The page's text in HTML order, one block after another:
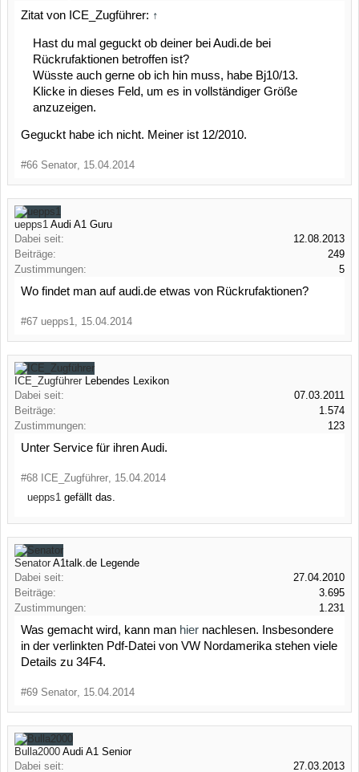
Zitat von ICE_Zugführer: ↑
Hast du mal geguckt ob deiner bei Audi.de bei
Rückrufaktionen betroffen ist?
Wüsste auch gerne ob ich hin muss, habe Bj10/13.
Klicke in dieses Feld, um es in vollständiger Größe
anzuzeigen.
Geguckt habe ich nicht. Meiner ist 12/2010.
#66 Senator, 15.04.2014
uepps1 Audi A1 Guru
Dabei seit:
12.08.2013
Beiträge:
249
Zustimmungen:
5
Wo findet man auf audi.de etwas von Rückrufaktionen?
#67 uepps1, 15.04.2014
ICE_Zugführer Lebendes Lexikon
Dabei seit:
07.03.2011
Beiträge:
1.574
Zustimmungen:
123
Unter Service für ihren Audi.
#68 ICE_Zugführer, 15.04.2014
uepps1 gefällt das.
Senator A1talk.de Legende
Dabei seit:
27.04.2010
Beiträge:
3.695
Zustimmungen:
1.231
Was gemacht wird, kann man hier nachlesen. Insbesondere
in der verlinkten Pdf-Datei von VW Nordamerika stehen viele
Details zu 34F4.
#69 Senator, 15.04.2014
Bulla2000 Audi A1 Senior
Dabei seit:
27.03.2013